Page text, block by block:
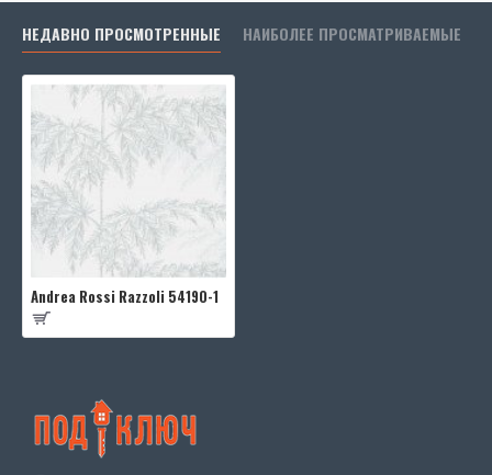
НЕДАВНО ПРОСМОТРЕННЫЕ НАИБОЛЕЕ ПРОСМАТРИВАЕМЫЕ
Andrea Rossi Razzoli 54190-1